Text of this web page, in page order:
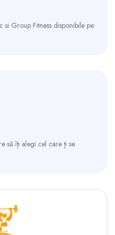
Group Fitness disponibile pe
să îți alegi cel care ți se